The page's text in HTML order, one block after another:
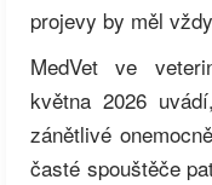
projevy by měl
MedVet ve
května 2026
zánětlivé
časté spouštěče